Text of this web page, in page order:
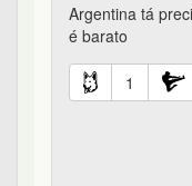
Argentina tá
é barato
1